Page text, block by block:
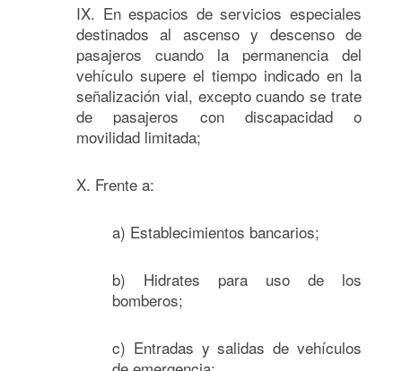
IX. En espacios de servicios especiales
destinados al ascenso y descenso de
pasajeros cuando la permanencia del
vehículo supere el tiempo indicado en la
señalización vial, excepto cuando se trate
de pasajeros con discapacidad o
movilidad limitada;
X. Frente a:
a) Establecimientos bancarios;
b) Hidrates para uso de los
bomberos;
c) Entradas y salidas de vehículos